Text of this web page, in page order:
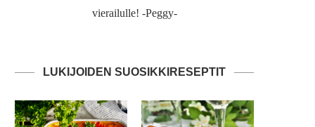
vierailulle! -Peggy-
LUKIJOIDEN SUOSIKKIRESEPTIT